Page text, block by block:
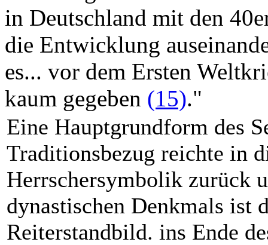
in Deutschland mit den
die Entwicklung
es... vor dem Ersten
kaum gegeben (15)."
Eine Hauptgrundform des
Traditionsbezug reichte in
Herrschersymbolik zurück
dynastischen Denkmals ist
Reiterstandbild. ins Ende